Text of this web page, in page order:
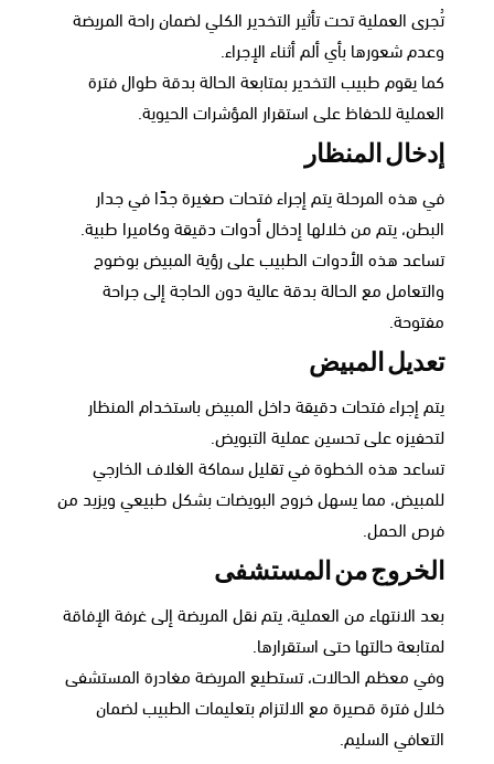
تُجرى العملية تحت تأثير التخدير الكلي لضمان راحة المريضة
وعدم شعورها بأي ألم أثناء الإجراء.
كما يقوم طبيب التخدير بمتابعة الحالة بدقة طوال فترة
العملية للحفاظ على استقرار المؤشرات الحيوية.
إدخال المنظار
في هذه المرحلة يتم إجراء فتحات صغيرة جدًا في جدار
البطن، يتم من خلالها إدخال أدوات دقيقة وكاميرا طبية.
تساعد هذه الأدوات الطبيب على رؤية المبيض بوضوح
والتعامل مع الحالة بدقة عالية دون الحاجة إلى جراحة
مفتوحة.
تعديل المبيض
يتم إجراء فتحات دقيقة داخل المبيض باستخدام المنظار
لتحفيزه على تحسين عملية التبويض.
تساعد هذه الخطوة في تقليل سماكة الغلاف الخارجي
للمبيض، مما يسهل خروج البويضات بشكل طبيعي ويزيد من
فرص الحمل.
الخروج من المستشفى
بعد الانتهاء من العملية، يتم نقل المريضة إلى غرفة الإفاقة
لمتابعة حالتها حتى استقرارها.
وفي معظم الحالات، تستطيع المريضة مغادرة المستشفى
خلال فترة قصيرة مع الالتزام بتعليمات الطبيب لضمان
التعافي السليم.